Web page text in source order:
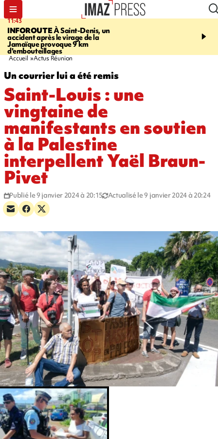
11:43
INFOROUTEÀ Saint-Denis, un
accident après le virage de la
Jamaïque provoque 9 km
d'embouteillages
16:35
gendarmes évacuent
Accueil Actus Réunion
Un courrier lui a été remis
Saint-Louis : une
vingtaine de
manifestants en soutien
à la Palestine
interpellent Yaël Braun-
Pivet
Publié le 9 janvier 2024 à 20:15 Actualisé le 9 janvier 2024 à 20:24